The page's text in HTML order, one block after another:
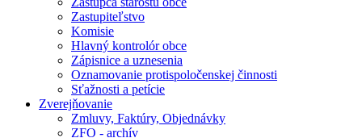
Zastupiteľstvo
Komisie
Hlavný kontrolór obce
Zápisnice a uznesenia
Oznamovanie protispoločenskej činnosti
Sťažnosti a petície
Zverejňovanie
Zmluvy, Faktúry, Objednávky
ZFO - archív